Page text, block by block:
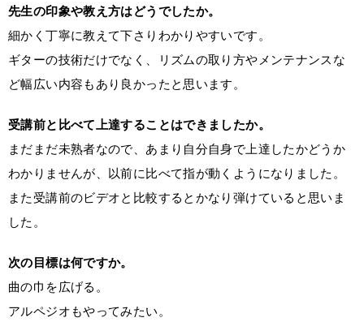
先生の印象や教え方はどうでしたか。
細かく丁寧に教えて下さりわかりやすいです。
ギターの技術だけでなく、リズムの取り方やメンテナンスな
ど幅広い内容もあり良かったと思います。
受講前と比べて上達することはできましたか。
まだまだ未熟者なので、あまり自分自身で上達したかどうか
わかりませんが、以前に比べて指が動くようになりました。
また受講前のビデオと比較するとかなり弾けていると思いま
した。
次の目標は何ですか。
曲の巾を広げる。
アルペジオもやってみたい。